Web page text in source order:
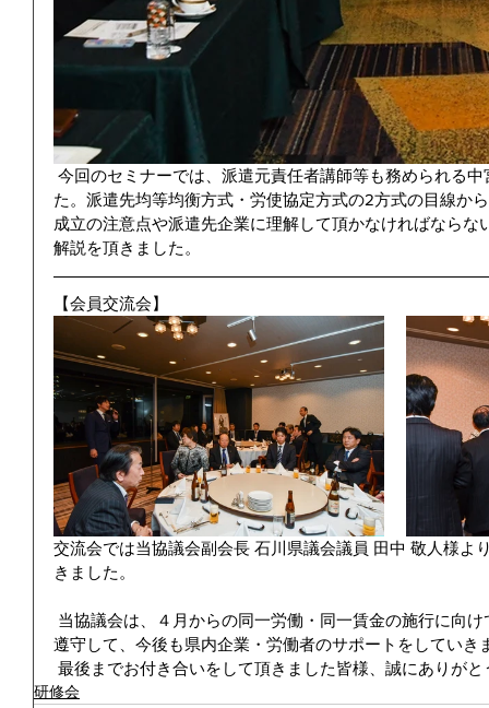
た。派遣先均等均衡方式・労使協定方式の2方式の目線か
成立の注意点や派遣先企業に理解して頂かなければならな
解説を頂きました。
【会員交流会】
交流会では当協議会副会長 石川県議会議員 田中 敬人様よ
きました。
遵守して、今後も県内企業・労働者のサポートをしていき
最後までお付き合いをして頂きました皆様、誠にありが
研修会